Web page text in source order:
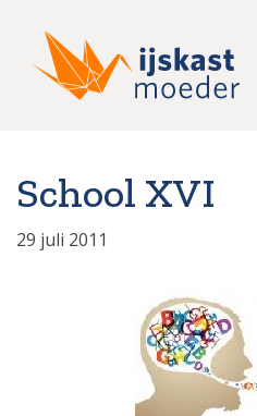
School XVI
29 juli 2011